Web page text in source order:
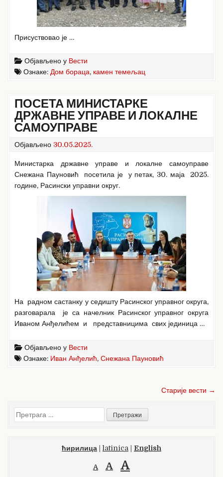
Присуствовао је …
Објављено у Вести
Ознаке: Дом бораца, камен темељац
ПОСЕТА МИНИСТАРКЕ
ДРЖАВНЕ УПРАВЕ И ЛОКАЛНЕ
САМОУПРАВЕ
Објављено 30.05.2025.
Министарка државне управе и локалне самоуправе
Снежана Пауновић посетила је у петак, 30. маја 2025.
године, Расински управни округ.
На радном састанку у седишту Расинског управног округа,
разговарала је са начелник Расинског управног округа
Иваном Анђелићем и представницима свих јединица …
Објављено у Вести
Ознаке: Иван Анђелић, Снежана Пауновић
Старије вести →
Претрага
за:
ћирилица latinica English
A A A